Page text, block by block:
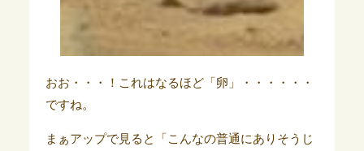
おお・・・！これはなるほど「卵」・・・・・・
ですね。
まぁアップで見ると「こんなの普通にありそうじ